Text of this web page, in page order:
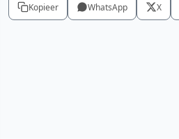
Kopieer WhatsApp X